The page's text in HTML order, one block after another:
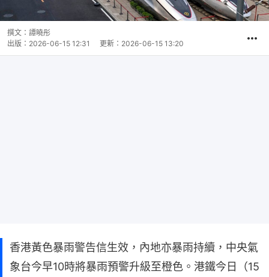
撰文： 譚曉彤
出版： 2026-06-15 12:31 更新： 2026-06-15 13:20
香港黃色暴雨警告信生效，內地亦暴雨持續，中央氣
象台今早10時將暴雨預警升級至橙色。港鐵今日（15